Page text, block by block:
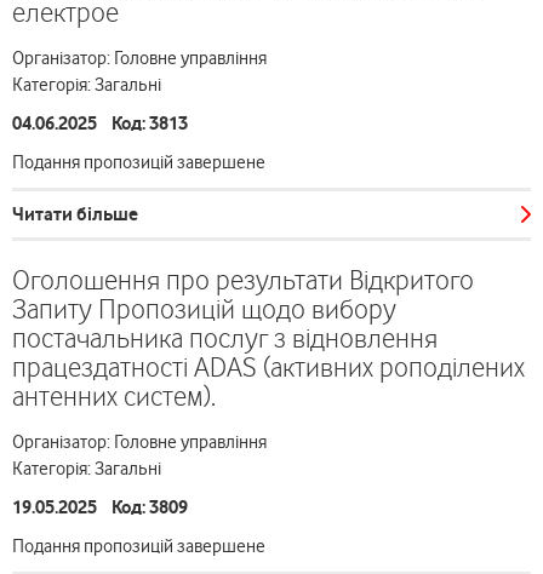
електрое
Організатор: Головне управління
Категорія: Загальні
04.06.2025 Код: 3813
Подання пропозицій завершене
Читати більше
Оголошення про результати Відкритого
Запиту Пропозицій щодо вибору
постачальника послуг з відновлення
працездатності ADAS (активних роподілених
антенних систем).
Організатор: Головне управління
Категорія: Загальні
19.05.2025 Код: 3809
Подання пропозицій завершене